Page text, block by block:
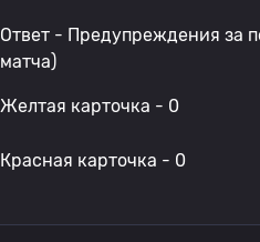
Ответ - Предупреждения за
матча)
Желтая карточка - 0
Красная карточка - 0